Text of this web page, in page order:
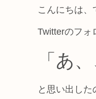
こんにちは、
Twitterのフォ
「あ
と思い出した